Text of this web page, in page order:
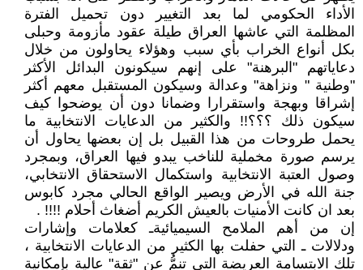
الأداء الحكومي لما بعد التغيير دون تحميل الفترة
المظلمة التي عاشها العراق طيلة عقود مأزومة وحبلى
بكل أنواع الخراب بأي سبب وهؤلاء يحاولون من خلال
دعاياتهم "البرهنة" على إنهم سيكونون البدائل الأكثر
"وطنية " ونزاهة" وعدالة وسيكون المستقبل معهم أكثر
إشراقا وبهجة واستقرارا وضمانا دون أن يوضحوا كيف
سيكون ذلك ؟؟؟!! والكثير من الدعايات الانتخابية ما
يحمل طروحات من هذا القبيل بل إن بعضها يحاول أن
يرسم صورة مخملية للناخب يبدو فيها العراق، وبمجرد
وصول العتبة الانتخابية واستكمال الاستحقاق الانتخابي،
جنة الله في الأرض ويصير الواقع الحالي مجرد كابوس
بعد ان كانت الأمنيات بالعيش الكريم أضغاث أحلام !!!! .
إن من أهم الملامح السيميائيةـ كعلامات وإشارات
ودلالات ـ التي حفلت بها الكثير من الدعايات الانتخابية ،
تلك الابتسامة العريضة التي تنمُّ عن "ثقة" عالية بإمكانية